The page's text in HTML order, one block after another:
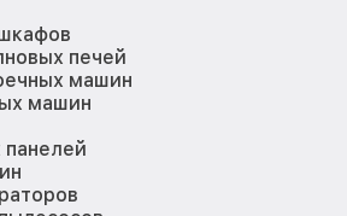
печей
машин
машин
панелей